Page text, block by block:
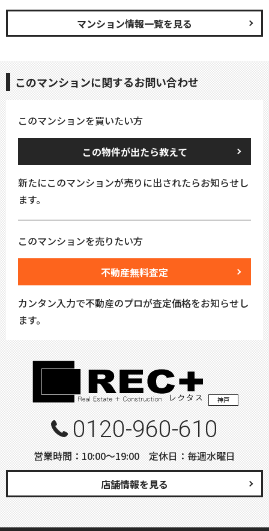
マンション情報一覧を見る
このマンションに関するお問い合わせ
このマンションを買いたい方
この物件が出たら教えて
新たにこのマンションが売りに出されたらお知らせし
ます。
このマンションを売りたい方
不動産無料査定
カンタン入力で不動産のプロが査定価格をお知らせし
ます。
神戸
0120-960-610
営業時間：10:00〜19:00 定休日：毎週水曜日
店舗情報を見る